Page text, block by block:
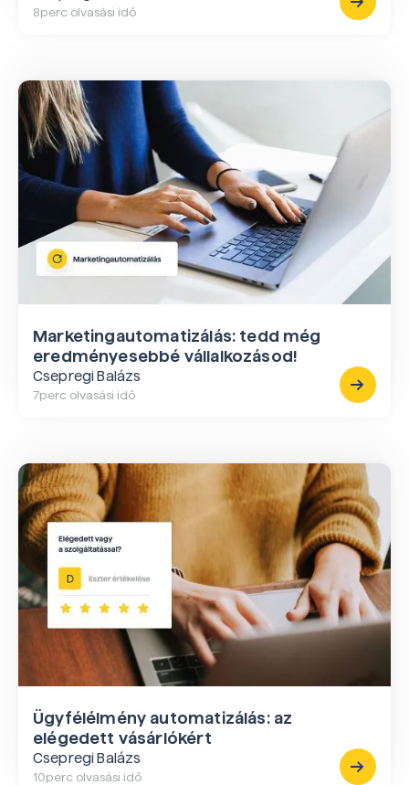
8perc olvasási idő
Marketingautomatizálás: tedd még
eredményesebbé vállalkozásod!
Csepregi Balázs
7perc olvasási idő
Ügyfélélmény automatizálás: az
elégedett vásárlókért
Csepregi Balázs
10perc olvasási idő